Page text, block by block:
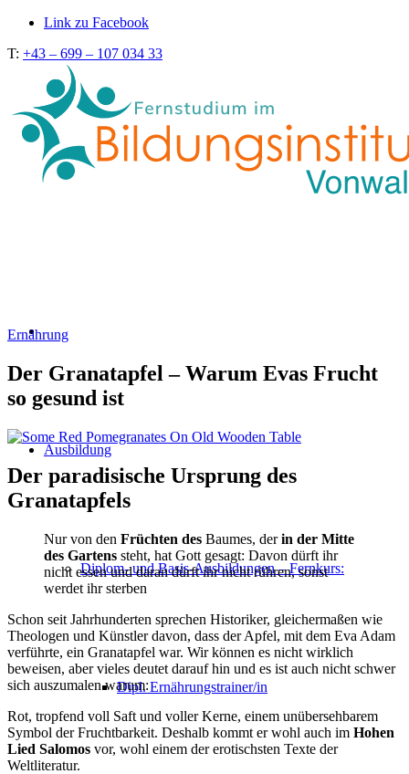
Link zu Facebook
T: +43 – 699 – 107 034 33
Ausbildung
Diplom- und Basis-Ausbildungen – Fernkurs:
Dipl. Ernährungstrainer/in
Ernährung
Der Granatapfel – Warum Evas Frucht
so gesund ist
Der paradisische Ursprung des
Granatapfels
Nur von den Früchten des Baumes, derin der Mitte
des Gartens steht, hat Gott gesagt: Davon dürft ihr
nicht essen und daran dürft ihr nicht rühren, sonst
werdet ihr sterben
Schon seit Jahrhunderten sprechen Historiker, gleichermaßen wie
Theologen und Künstler davon, dass der Apfel, mit dem Eva Adam
verführte, ein Granatapfel war. Wir können es nicht wirklich
beweisen, aber vieles deutet darauf hin und es ist auch nicht schwer
sich auszumalen warum:
Rot, tropfend voll Saft und voller Kerne, einem unübersehbarem
Symbol der Fruchtbarkeit. Deshalb kommt er wohl auch im Hohen
Lied Salomos vor, wohl einem der erotischsten Texte der
Weltliteratur.